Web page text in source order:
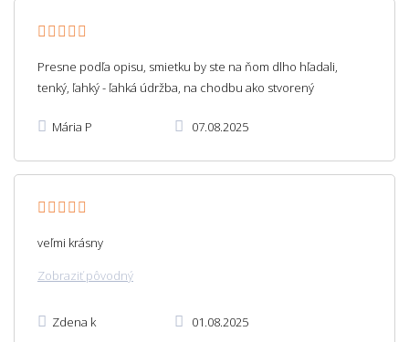
Presne podľa opisu, smietku by ste na ňom dlho hľadali,
tenký, ľahký - ľahká údržba, na chodbu ako stvorený
Mária P 07.08.2025
veľmi krásny
Zobraziť pôvodný
Zdena k 01.08.2025